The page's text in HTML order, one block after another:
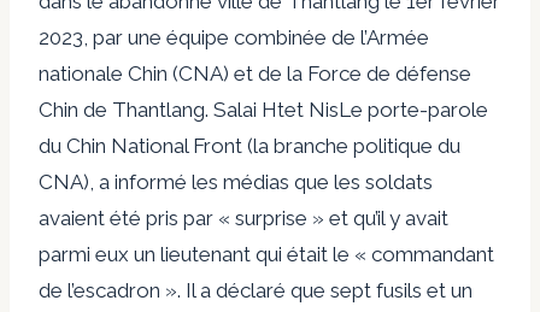
2023, par une équipe combinée de l’Armée
nationale Chin (CNA) et de la Force de défense
Chin de Thantlang. Salai Htet NisLe porte-parole
du Chin National Front (la branche politique du
CNA), a informé les médias que les soldats
avaient été pris par « surprise » et qu’il y avait
parmi eux un lieutenant qui était le « commandant
de l’escadron ». Il a déclaré que sept fusils et un